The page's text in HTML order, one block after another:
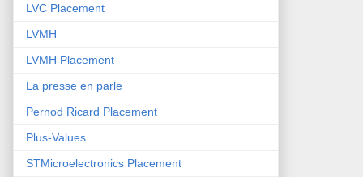
LVC Placement
LVMH
LVMH Placement
La presse en parle
Pernod Ricard Placement
Plus-Values
STMicroelectronics Placement